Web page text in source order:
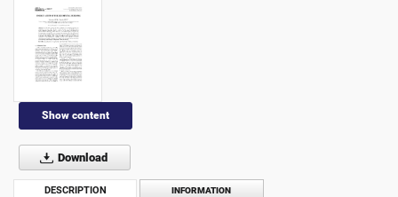
Show content
Download
DESCRIPTION INFORMATION